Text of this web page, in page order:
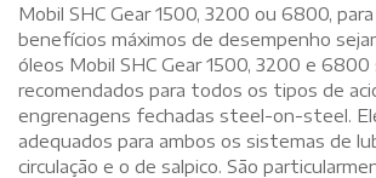
Mobil SHC Gear 1500, 3200 ou 6800,
benefícios máximos de desempenho
óleos Mobil SHC Gear 1500, 3200 e 6800
recomendados para todos os tipos de
engrenagens fechadas steel-on-steel.
adequados para ambos os sistemas de
circulação e o de salpico. São